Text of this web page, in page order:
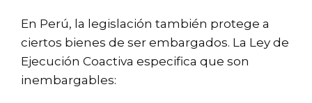
En Perú, la legislación también protege a
ciertos bienes de ser embargados. La Ley de
Ejecución Coactiva especifica que son
inembargables: